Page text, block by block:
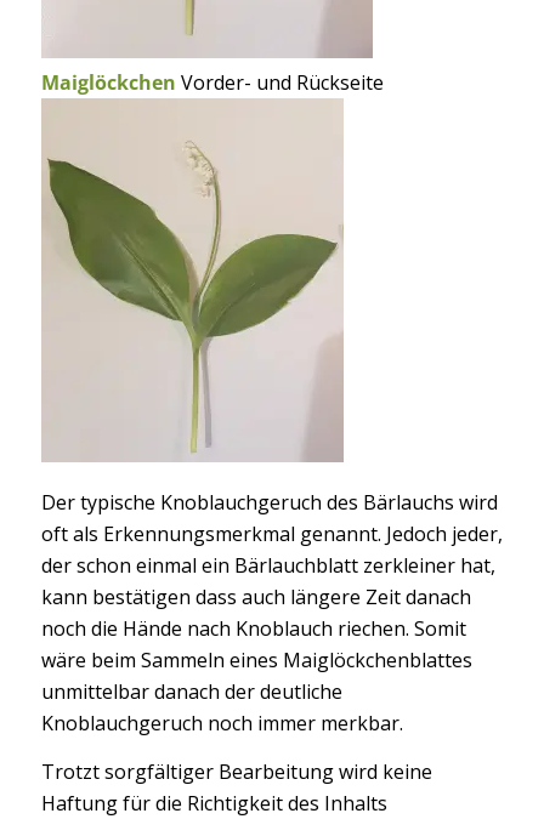
Maiglöckchen Vorder- und Rückseite
Der typische Knoblauchgeruch des Bärlauchs wird
oft als Erkennungsmerkmal genannt. Jedoch jeder,
der schon einmal ein Bärlauchblatt zerkleiner hat,
kann bestätigen dass auch längere Zeit danach
noch die Hände nach Knoblauch riechen. Somit
wäre beim Sammeln eines Maiglöckchenblattes
unmittelbar danach der deutliche
Knoblauchgeruch noch immer merkbar.
Trotzt sorgfältiger Bearbeitung wird keine
Haftung für die Richtigkeit des Inhalts